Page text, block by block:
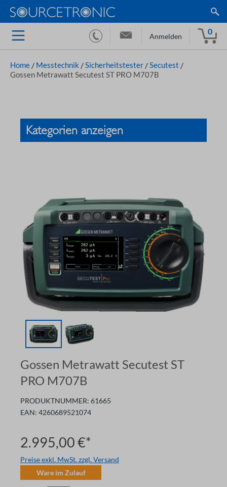
Anmelden
0
Home / Messtechnik /Sicherheitstester /Secutest /
Gossen Metrawatt Secutest ST PRO M707B
Kategorien anzeigen
Gossen Metrawatt Secutest ST
PRO M707B
PRODUKTNUMMER: 61665
EAN: 4260689521074
2.995,00 €*
Preise exkl. MwSt. zzgl. Versand
Ware im Zulauf